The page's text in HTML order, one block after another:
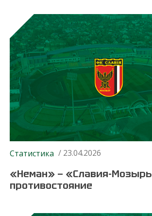
Статистика / 23.04.2026
«Неман» — «Славия-
противостояние